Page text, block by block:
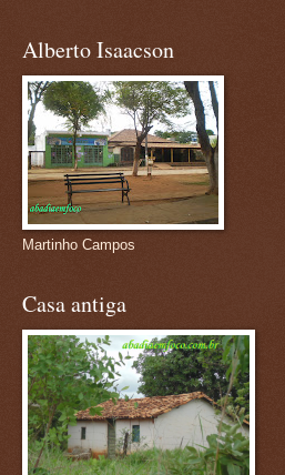
Alberto Isaacson
Martinho Campos
Casa antiga